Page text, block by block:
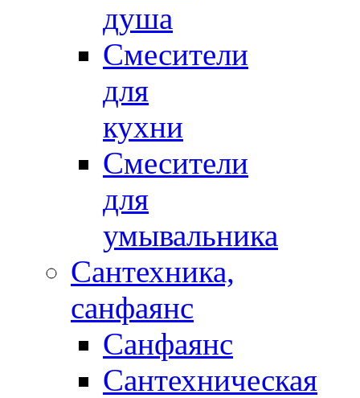
душа
Смесители
для
кухни
Смесители
для
умывальника
Сантехника,
санфаянс
Санфаянс
Сантехническая